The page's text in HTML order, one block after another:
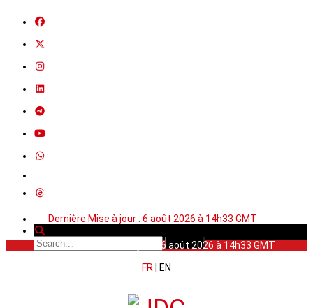
Dernière Mise à jour : 6 août 2026 à 14h33 GMT
Dernière Mise à jour : 6 août 2026 à 14h33 GMT
FR
EN